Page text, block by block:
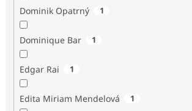
Dominik Opatrný 1
Dominique Bar 1
Edgar Rai 1
Edita Miriam Mendelová 1